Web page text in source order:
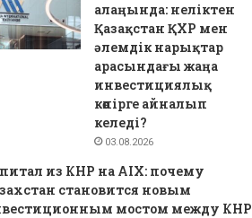
алаңында: неліктен
Қазақстан ҚХР мен
әлемдік нарықтар
арасындағы жаңа
инвестициялық
көпірге айналып
келеді?
03.08.2026
из КНР на AIX: почему
становится новым
мостом между КНР